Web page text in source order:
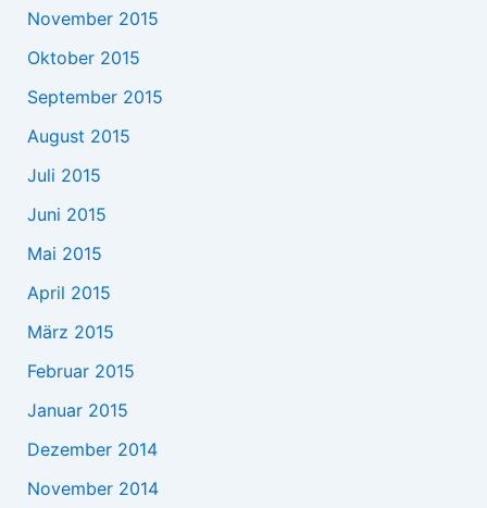
November 2015
Oktober 2015
September 2015
August 2015
Juli 2015
Juni 2015
Mai 2015
April 2015
März 2015
Februar 2015
Januar 2015
Dezember 2014
November 2014